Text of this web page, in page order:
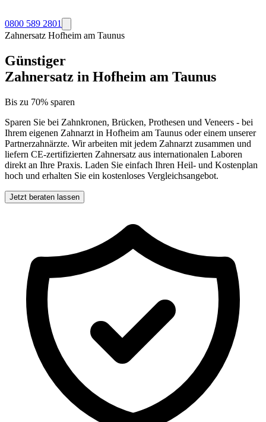
0800 589 2801
Zahnersatz Hofheim am Taunus
Günstiger
Zahnersatz in Hofheim am Taunus
Bis zu 70% sparen
Sparen Sie bei Zahnkronen, Brücken, Prothesen und Veneers - bei
Ihrem eigenen Zahnarzt in Hofheim am Taunus oder einem unserer
Partnerzahnärzte. Wir arbeiten mit jedem Zahnarzt zusammen und
liefern CE-zertifizierten Zahnersatz aus internationalen Laboren
direkt an Ihre Praxis. Laden Sie einfach Ihren Heil- und Kostenplan
hoch und erhalten Sie ein kostenloses Vergleichsangebot.
Jetzt beraten lassen